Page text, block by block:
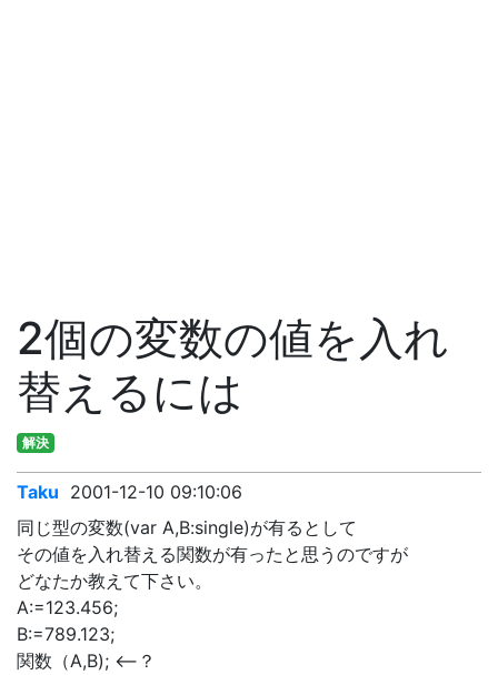
2個の変数の値を入れ
替えるには
解決
Taku 2001-12-10 09:10:06
同じ型の変数(var A,B:single)が有るとして
その値を入れ替える関数が有ったと思うのですが
どなたか教えて下さい。
A:=123.456;
B:=789.123;
関数（A,B); <--？